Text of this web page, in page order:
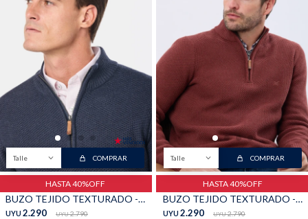
Talle COMPRAR
HASTA 40%OFF
BUZO TEJIDO TEXTURADO - Azul
UYU 2.290 UYU 2.790
Talle COMPRAR
HASTA 40%OFF
BUZO TEJIDO TEXTURADO - Bordo
UYU 2.290 UYU 2.790